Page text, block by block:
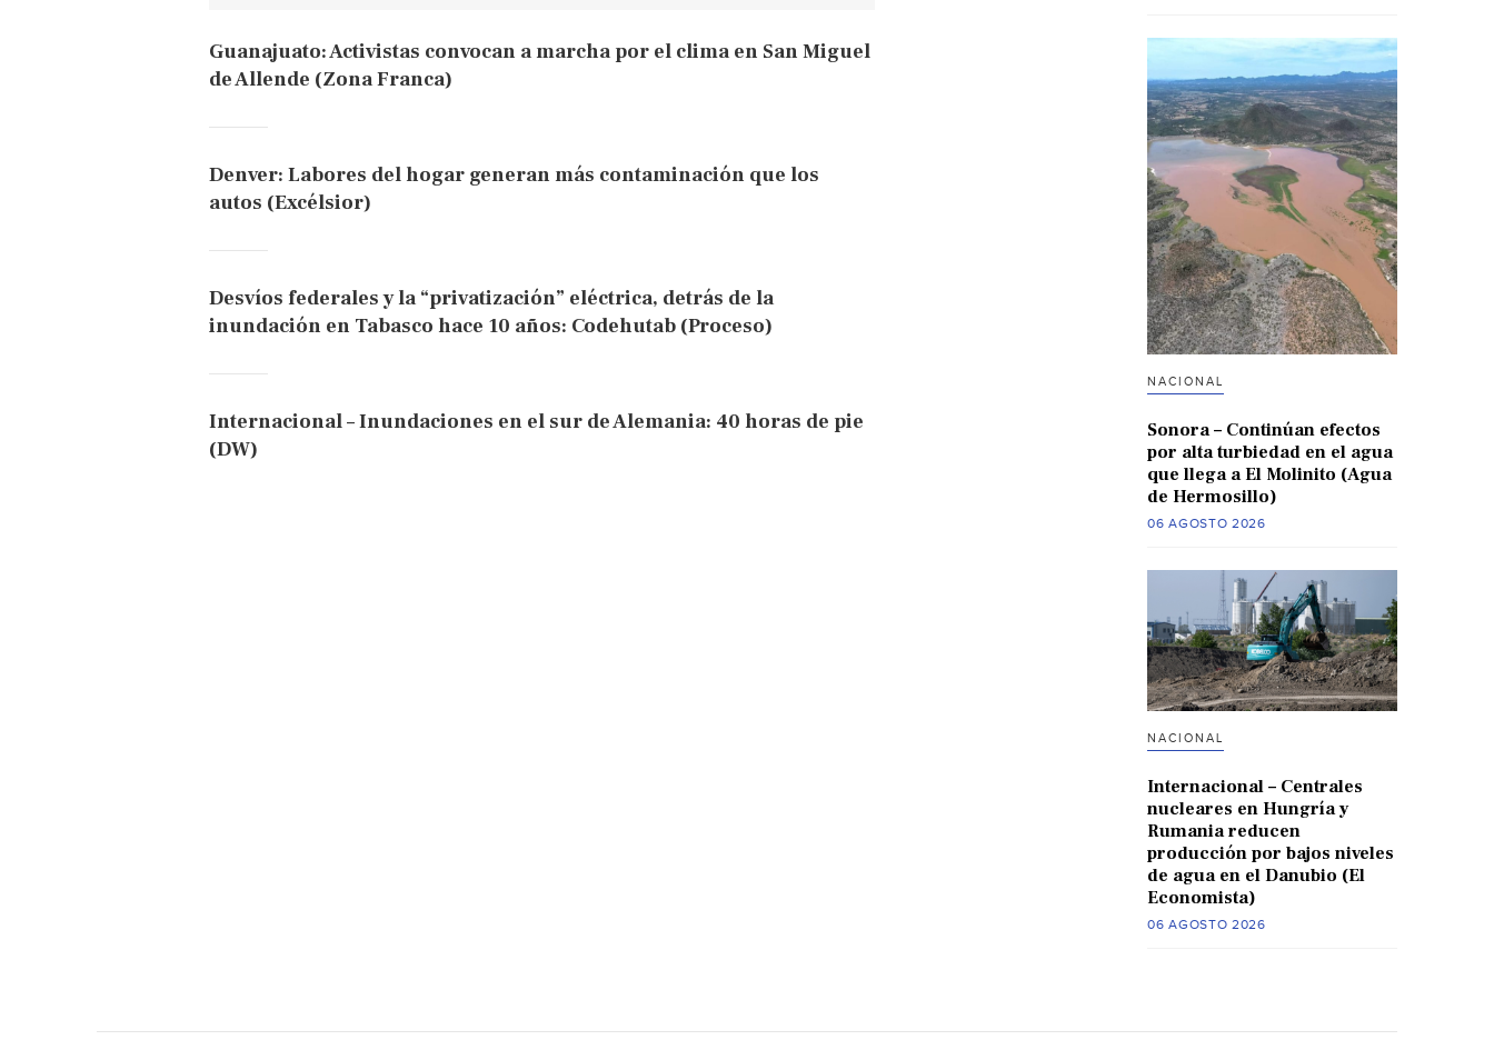
Guanajuato: Activistas convocan a marcha por el clima en San Miguel
de Allende (Zona Franca)
Denver: Labores del hogar generan más contaminación que los
autos (Excélsior)
Desvíos federales y la “privatización” eléctrica, detrás de la
inundación en Tabasco hace 10 años: Codehutab (Proceso)
Internacional – Inundaciones en el sur de Alemania: 40 horas de pie
(DW)
NACIONAL
Sonora – Continúan efectos
por alta turbiedad en el agua
que llega a El Molinito (Agua
de Hermosillo)
06 AGOSTO 2026
NACIONAL
Internacional – Centrales
nucleares en Hungría y
Rumania reducen
producción por bajos niveles
de agua en el Danubio (El
Economista)
06 AGOSTO 2026